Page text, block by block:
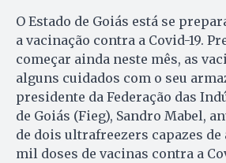
O Estado de Goiás está se
a vacinação contra a Covid-19.
começar ainda neste mês, as
alguns cuidados com o seu
presidente da Federação das
de Goiás (Fieg), Sandro Mabel,
de dois ultrafreezers capazes de
mil doses de vacinas contra a